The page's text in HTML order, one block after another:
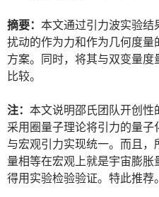
摘要： 本文通过引力波实验结
扰动的作为力和作为几何度
方案。同时，将其与双变量
比较。
注： 本文说明邵氏团队开创性
采用圈量子理论将引力的量
与宏观引力实现统一。而且
量相等在宏观上就是宇宙膨
得用实验检验验证。特此推荐